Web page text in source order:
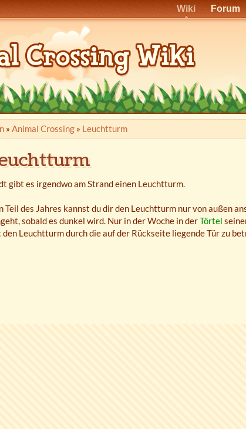
Wiki Forum
» Animal Crossing» Leuchtturm
gibt es irgendwo am Strand einen Leuchtturm.
Teil des Jahres kannst du dir den Leuchtturm nur von außen
sobald es dunkel wird. Nur in der Woche in derTörtel
Leuchtturm durch die auf der Rückseite liegende Tür zu